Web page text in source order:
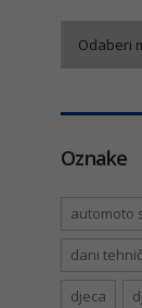
Odaberi
Oznake
automoto
dani
djeca